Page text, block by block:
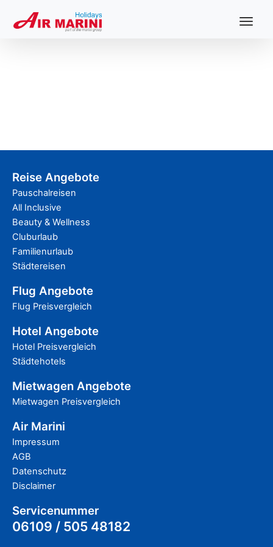
Reise Angebote
Pauschalreisen
All Inclusive
Beauty & Wellness
Cluburlaub
Familienurlaub
Städtereisen
Flug Angebote
Flug Preisvergleich
Hotel Angebote
Hotel Preisvergleich
Städtehotels
Mietwagen Angebote
Mietwagen Preisvergleich
Air Marini
Impressum
AGB
Datenschutz
Disclaimer
Servicenummer
06109 / 505 48182